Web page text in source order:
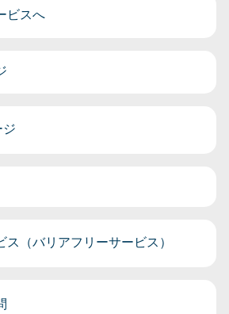
ビスへ
ジ
ス（バリアフリーサービス）